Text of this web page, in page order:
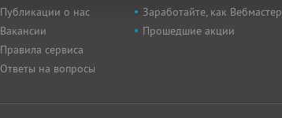
Публикации о нас
Вакансии
Правила сервиса
Ответы на вопросы
Заработайте, как Вебмастер
Прошедшие акции